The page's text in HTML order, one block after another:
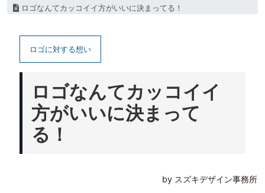
ロゴなんてカッコイイ方がいいに決まってる！
ロゴに対する想い
ロゴなんてカッコイイ
方がいいに決まって
る！
by スズキデザイン事務所